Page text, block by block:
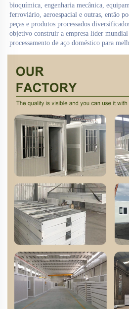
bioquímica, engenharia mecânica,
ferroviário, aeroespacial e outras, então
peças e produtos processados
objetivo construir a empresa líder mundial
processamento de aço doméstico para